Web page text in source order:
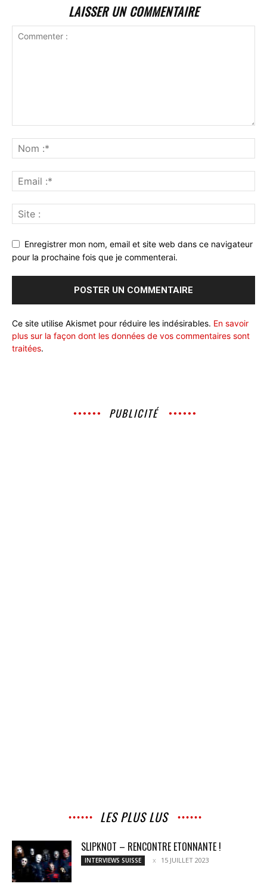
LAISSER UN COMMENTAIRE
Enregistrer mon nom, email et site web dans ce navigateur
pour la prochaine fois que je commenterai.
Ce site utilise Akismet pour réduire les indésirables. En savoir
plus sur la façon dont les données de vos commentaires sont
traitées.
PUBLICITÉ
LES PLUS LUS
SLIPKNOT – RENCONTRE ETONNANTE !
INTERVIEWS SUISSE 15 JUILLET 2023